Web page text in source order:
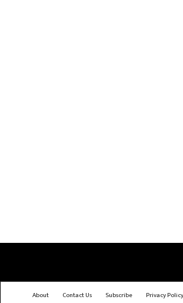
About Contact Us Subscribe Privacy Policy